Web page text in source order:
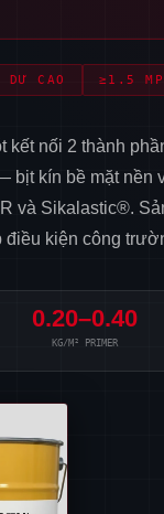
DƯ CAO ≥1.5
nối 2 thành
bịt kín bề mặt nền
và Sikalastic®.
điều kiện công
0.20–0.40
KG/M² PRIMER